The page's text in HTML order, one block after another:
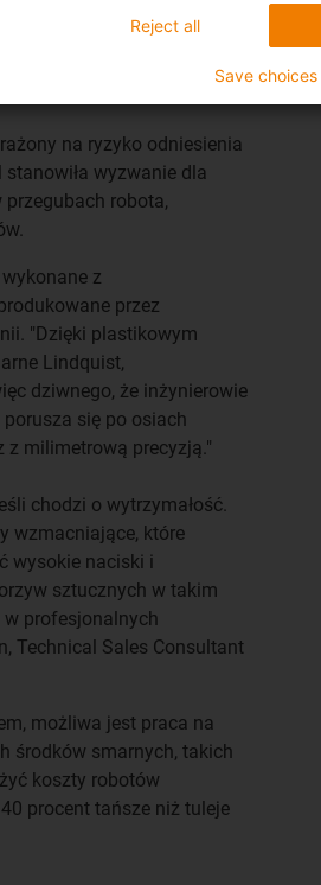
na ryzyko odniesienia
wyzwanie dla
robota,
z
przez
"Dzięki plastikowym
Lindquist,
dziwnego, że inżynierowie
się po osiach
milimetrową precyzją."
chodzi o wytrzymałość.
wzmacniające, które
wysokie naciski i
sztucznych w takim
profesjonalnych
Technical Sales Consultant
możliwa jest praca na
środków smarnych, takich
koszty robotów
procent tańsze niż tuleje
Reject all
Save choices